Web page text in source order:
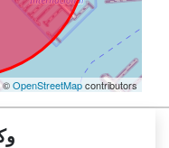
OpenStreetMapcontributors